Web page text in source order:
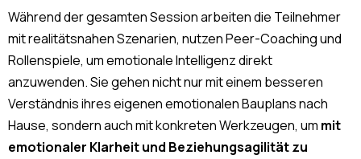
Während der gesamten Session arbeiten die Teilnehmer
mit realitätsnahen Szenarien, nutzen Peer-Coaching und
Rollenspiele, um emotionale Intelligenz direkt
anzuwenden. Sie gehen nicht nur mit einem besseren
Verständnis ihres eigenen emotionalen Bauplans nach
Hause, sondern auch mit konkreten Werkzeugen, um mit
emotionaler Klarheit und Beziehungsagilität zu